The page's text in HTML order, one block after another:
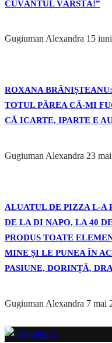
CUVÂNTUL VÂRSTĂ!”
Gugiuman Alexandra 15
ROXANA
TOTUL PĂREA CĂ-MI
CĂ ICARTE, IPARTE E
Gugiuman Alexandra 23
ALUATUL DE PIZZA L-A
DE LA DI NAPO, LA 40
PRODUS TOATE
MINE ȘI LE PUNEA ÎN
PASIUNE, DORINȚĂ,
Gugiuman Alexandra 7 mai